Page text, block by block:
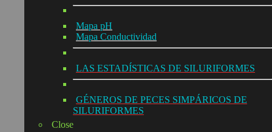
Mapa pH
Mapa Conductividad
LAS ESTADÍSTICAS DE SILURIFORMES
GÉNEROS DE PECES SIMPÁRICOS DE
SILURIFORMES
Close